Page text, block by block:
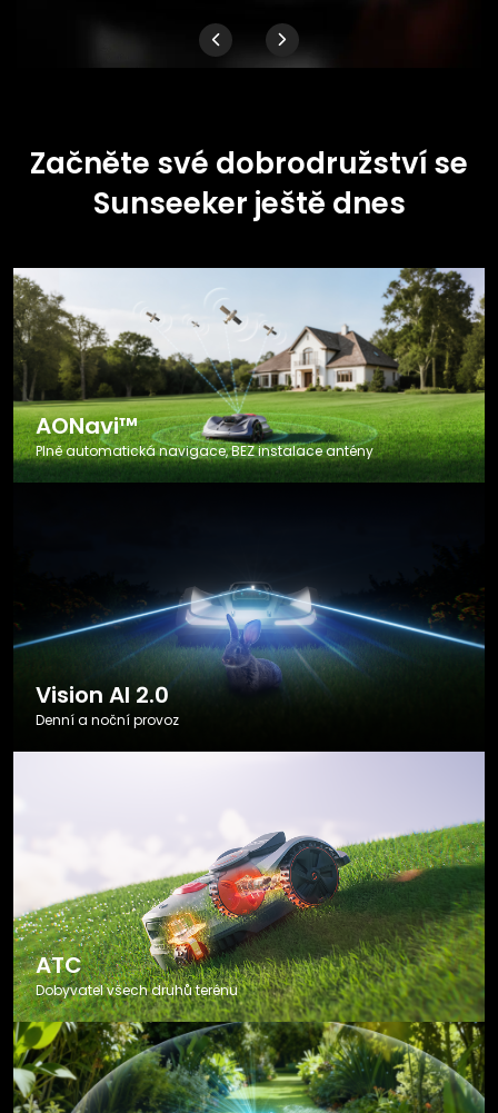
Začněte své dobrodružství se
Sunseeker ještě dnes
AONavi™
Plně automatická navigace, BEZ instalace antény
Vision AI 2.0
Denní a noční provoz
ATC
Dobyvatel všech druhů terénu